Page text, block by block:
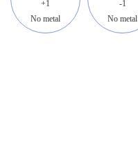
+1
No metal
-1
No metal